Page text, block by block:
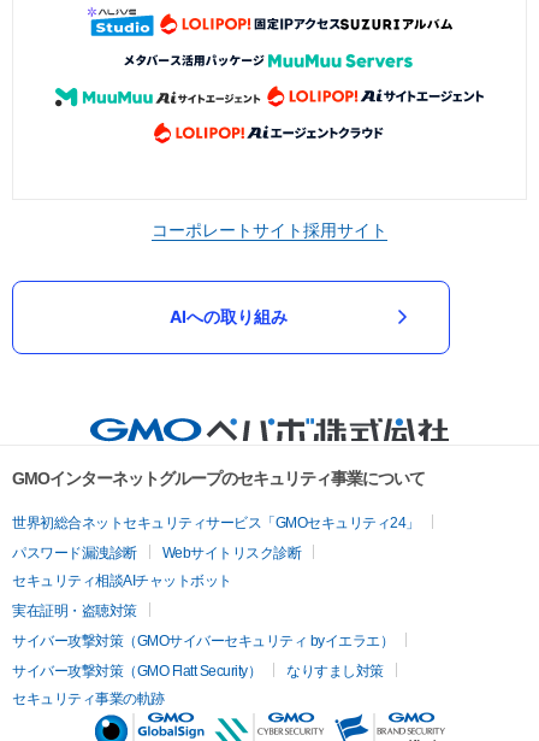
コーポレートサイト採用サイト
AIへの取り組み
GMOインターネットグループのセキュリティ事業について
世界初総合ネットセキュリティサービス「GMOセキュリティ24」
パスワード漏洩診断
Webサイトリスク診断
セキュリティ相談AIチャットボット
実在証明・盗聴対策
サイバー攻撃対策（GMOサイバーセキュリティ byイエラエ）
サイバー攻撃対策（GMO Flatt Security）
なりすまし対策
セキュリティ事業の軌跡